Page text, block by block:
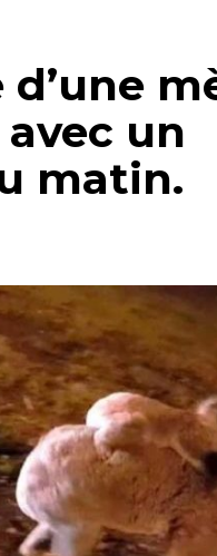
un
matin.